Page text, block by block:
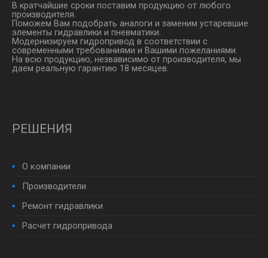
В кратчайшие сроки поставим продукцию от любого
производителя.
Поможем Вам подобрать аналоги и заменим устаревшие
элементы гидравлики и пневматики.
Модернизируем гидропривод в соответствии с
современными требованиями и Вашими пожеланиями.
На всю продукцию, незвависимо от производителя, мы
даем реальную гарантию 18 месяцев.
РЕШЕНИЯ
О компании
Производители
Ремонт гидравлики
Расчет гидропривода